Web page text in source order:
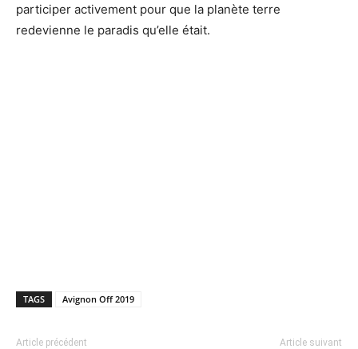
participer activement pour que la planète terre
redevienne le paradis qu’elle était.
TAGS Avignon Off 2019
Article précédent Article suivant